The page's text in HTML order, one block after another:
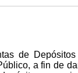
de
a fin de